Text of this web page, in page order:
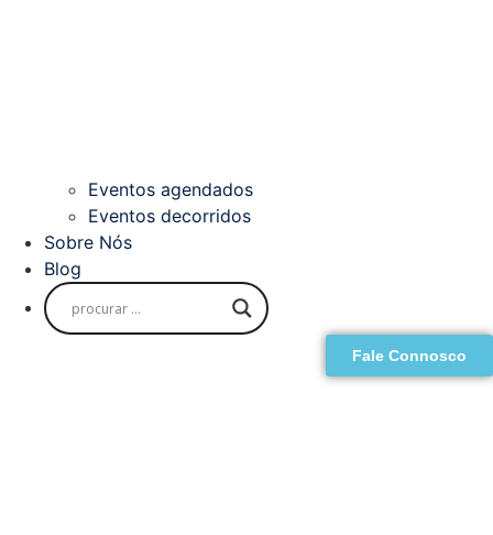
Eventos agendados
Eventos decorridos
Sobre Nós
Blog
Fale Connosco